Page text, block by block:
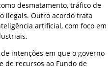
desmatamento, tráfico de
ilegais. Outro acordo trata
artificial, com foco em
intenções em que o governo
de recursos ao Fundo de